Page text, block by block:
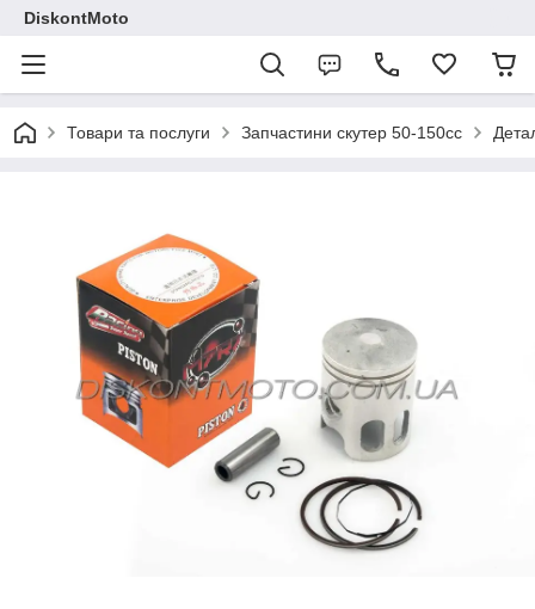
DiskontMoto
Товари та послуги Запчастини скутер 50-150cc